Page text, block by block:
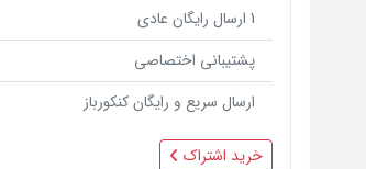
1 ارسال رایگان عادی
پشتیبانی اختصاصی
ارسال سریع و رایگان کنکورباز
خرید اشتراک